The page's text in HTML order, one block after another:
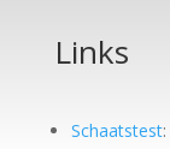
Links
Schaatstest: